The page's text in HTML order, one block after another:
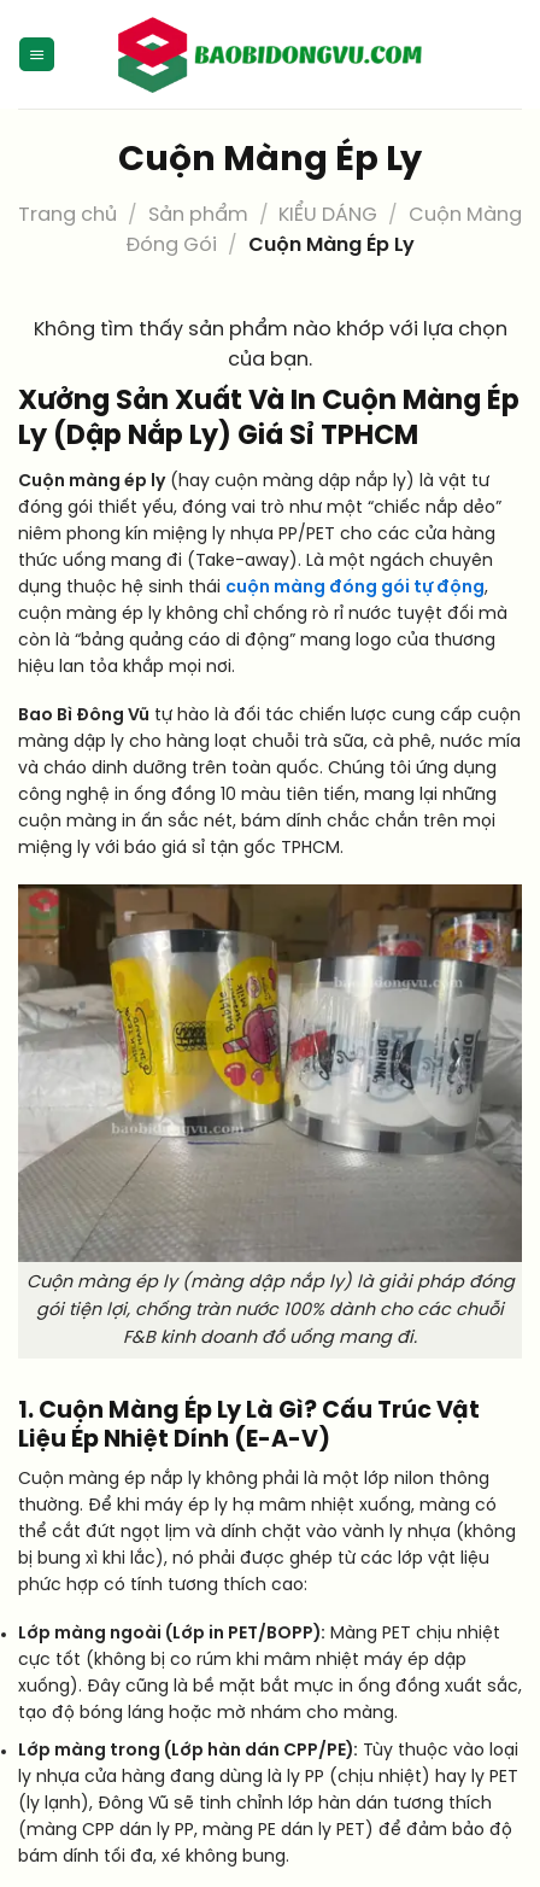
to
content
Cuộn Màng Ép Ly
Trang chủ / Sản phẩm / KIỂU DÁNG /
Cuộn Màng
Đóng Gói
/ Cuộn Màng Ép Ly
Không tìm thấy sản phẩm nào khớp với lựa chọn
của bạn.
Xưởng Sản Xuất Và In Cuộn Màng Ép
Ly (Dập Nắp Ly) Giá Sỉ TPHCM
Cuộn màng ép ly(hay cuộn màng dập nắp ly) là vật tư
đóng gói thiết yếu, đóng vai trò như một “chiếc nắp dẻo”
niêm phong kín miệng ly nhựa PP/PET cho các cửa hàng
thức uống mang đi (Take-away). Là một ngách chuyên
dụng thuộc hệ sinh thái cuộn màng đóng gói tự động,
cuộn màng ép ly không chỉ chống rò rỉ nước tuyệt đối mà
còn là “bảng quảng cáo di động” mang logo của thương
hiệu lan tỏa khắp mọi nơi.
Bao Bì Đông Vũ tự hào là đối tác chiến lược cung cấp cuộn
màng dập ly cho hàng loạt chuỗi trà sữa, cà phê, nước mía
và cháo dinh dưỡng trên toàn quốc. Chúng tôi ứng dụng
công nghệ in ống đồng 10 màu tiên tiến, mang lại những
cuộn màng in ấn sắc nét, bám dính chắc chắn trên mọi
miệng ly với báo giá sỉ tận gốc TPHCM.
Cuộn màng ép ly (màng dập nắp ly) là giải pháp đóng
gói tiện lợi, chống tràn nước 100% dành cho các chuỗi
F&B kinh doanh đồ uống mang đi.
1. Cuộn Màng Ép Ly Là Gì? Cấu Trúc Vật
Liệu Ép Nhiệt Dính (E-A-V)
Cuộn màng ép nắp ly không phải là một lớp nilon thông
thường. Để khi máy ép ly hạ mâm nhiệt xuống, màng có
thể cắt đứt ngọt lịm và dính chặt vào vành ly nhựa (không
bị bung xì khi lắc), nó phải được ghép từ các lớp vật liệu
phức hợp có tính tương thích cao:
Lớp màng ngoài (Lớp in PET/BOPP): Màng PET chịu nhiệt
cực tốt (không bị co rúm khi mâm nhiệt máy ép dập
xuống). Đây cũng là bề mặt bắt mực in ống đồng xuất sắc,
tạo độ bóng láng hoặc mờ nhám cho màng.
Lớp màng trong (Lớp hàn dán CPP/PE): Tùy thuộc vào loại
ly nhựa cửa hàng đang dùng là ly PP (chịu nhiệt) hay ly PET
(ly lạnh), Đông Vũ sẽ tinh chỉnh lớp hàn dán tương thích
(màng CPP dán ly PP, màng PE dán ly PET) để đảm bảo độ
bám dính tối đa, xé không bung.